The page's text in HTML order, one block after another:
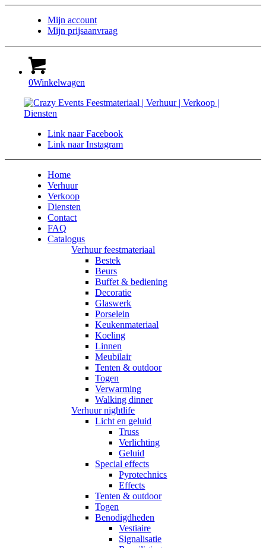
Mijn account
Mijn prijsaanvraag
0Winkelwagen
Link naar Facebook
Link naar Instagram
Home
Verhuur
Verkoop
Diensten
Contact
FAQ
Catalogus
Verhuur feestmateriaal
Bestek
Beurs
Buffet & bediening
Decoratie
Glaswerk
Porselein
Keukenmateriaal
Koeling
Linnen
Meubilair
Tenten & outdoor
Togen
Verwarming
Walking dinner
Verhuur nightlife
Licht en geluid
Truss
Verlichting
Geluid
Special effects
Pyrotechnics
Effects
Tenten & outdoor
Togen
Benodigdheden
Vestiaire
Signalisatie